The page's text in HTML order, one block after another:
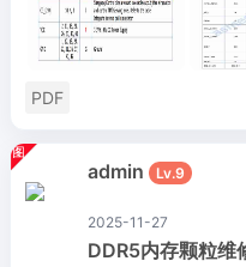
PDF
admin Lv.9
2025-11-27
DDR5内存颗粒维